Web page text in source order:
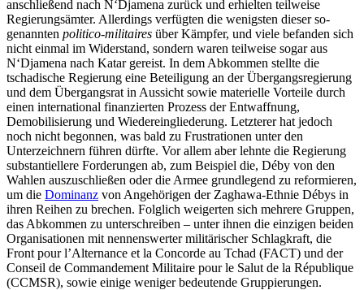
anschließend nach N‘Djamena zurück und erhielten teilweise
Regierungsämter. Aller­dings verfügten die wenigsten dieser so­
genannten politico-militaires über Kämpfer, und viele befanden sich
nicht einmal im Widerstand, sondern waren teilweise sogar aus
N‘Djamena nach Katar gereist. In dem Abkommen stellte die
tschadische Regierung eine Beteiligung an der Übergangs­regierung
und dem Übergangsrat in Aus­sicht sowie materielle Vorteile durch
einen international finanzierten Prozess der Ent­waffnung,
Demobilisierung und Wieder­eingliederung. Letzterer hat jedoch
noch nicht begonnen, was bald zu Frustrationen unter den
Unterzeichnern führen dürfte. Vor allem aber lehnte die Regierung
sub­stantiellere Forderungen ab, zum Beispiel die, Déby von den
Wahlen auszuschließen oder die Armee grundlegend zu reformie­ren,
um die Dominanz von Angehörigen der Zaghawa-Ethnie Débys in
ihren Reihen zu brechen. Folglich weigerten sich meh­rere Gruppen,
das Abkommen zu unterschrei­ben – unter ihnen die einzigen beiden
Organisationen mit nennenswerter militärischer Schlagkraft, die
Front pour l’Alternance et la Concorde au Tchad (FACT) und der
Conseil de Commandement Mili­taire pour le Salut de la République
(CCMSR), sowie einige weniger bedeutende Gruppierungen.